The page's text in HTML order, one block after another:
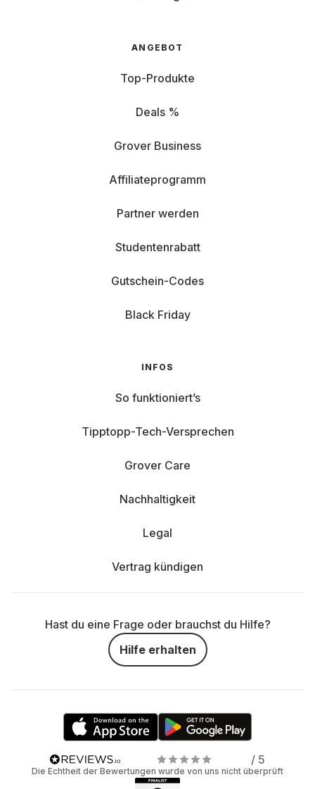
ANGEBOT
Top-Produkte
Deals %
Grover Business
Affiliateprogramm
Partner werden
Studentenrabatt
Gutschein-Codes
Black Friday
INFOS
So funktioniert’s
Tipptopp-Tech-Versprechen
Grover Care
Nachhaltigkeit
Legal
Vertrag kündigen
Hast du eine Frage oder brauchst du Hilfe?
Hilfe erhalten
/ 5
Die Echtheit der Bewertungen wurde von uns nicht überprüft